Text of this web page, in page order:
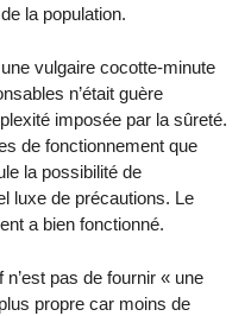
la population.
vulgaire cocotte-minute
n’était guère
imposée par la sûreté.
de fonctionnement que
la possibilité de
luxe de précautions. Le
a bien fonctionné.
n’est pas de fournir « une
propre car moins de